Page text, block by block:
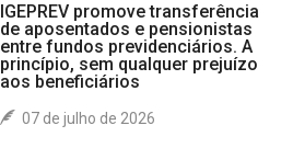
IGEPREV promove transferência
de aposentados e pensionistas
entre fundos previdenciários. A
princípio, sem qualquer prejuízo
aos beneficiários
07 de julho de 2026